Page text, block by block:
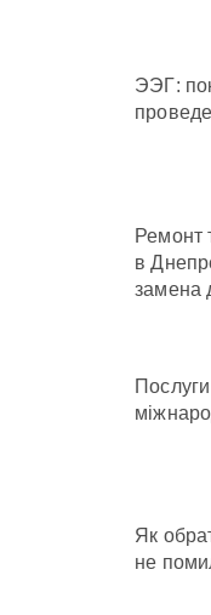
ЭЭГ:
Ремонт
в
замена
Як
не